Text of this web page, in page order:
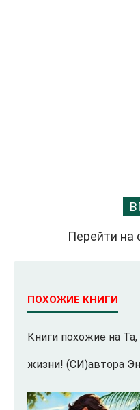
Перейти на
ПОХОЖИЕ КНИГИ
Книги похожие на
жизни! (СИ)автора